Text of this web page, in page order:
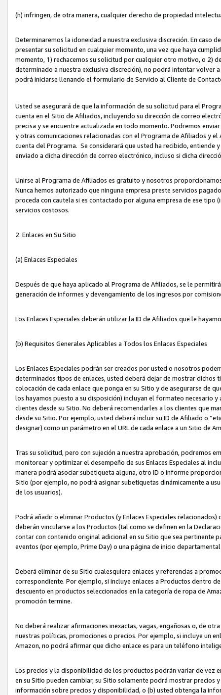
(h) infringen, de otra manera, cualquier derecho de propiedad
Determinaremos la idoneidad a nuestra exclusiva discreción. En caso
presentar su solicitud en cualquier momento, una vez que haya
momento, 1) rechacemos su solicitud por cualquier otro motivo, o 2)
determinado a nuestra exclusiva discreción), no podrá intentar volver
podrá iniciarse llenando el formulario de Servicio al Cliente de
Usted se asegurará de que la información de su solicitud para el
cuenta en el Sitio de Afiliados, incluyendo su dirección de correo
precisa y se encuentre actualizada en todo momento. Podremos
y otras comunicaciones relacionadas con el Programa de Afiliados y
cuenta del Programa. Se considerará que usted ha recibido, entiende
enviado a dicha dirección de correo electrónico, incluso si dicha
Unirse al Programa de Afiliados es gratuito y nosotros
Nunca hemos autorizado que ninguna empresa preste servicios
proceda con cautela si es contactado por alguna empresa de ese
servicios costosos.
2. Enlaces en Su Sitio
(a) Enlaces Especiales
Después de que haya aplicado al Programa de Afiliados, se le
generación de informes y devengamiento de los ingresos por
Los Enlaces Especiales deberán utilizar la ID de Afiliados que le
(b) Requisitos Generales Aplicables a Todos los Enlaces Especiales
Los Enlaces Especiales podrán ser creados por usted o nosotros
determinados tipos de enlaces, usted deberá dejar de mostrar dichos
colocación de cada enlace que ponga en su Sitio y de asegurarse de
los hayamos puesto a su disposición) incluyan el formateo necesario
clientes desde su Sitio. No deberá recomendarles a los clientes que
desde su Sitio. Por ejemplo, usted deberá incluir su ID de Afiliado o
designar) como un parámetro en el URL de cada enlace a un Sitio de
Tras su solicitud, pero con sujeción a nuestra aprobación, podremos
monitorear y optimizar el desempeño de sus Enlaces Especiales al
manera podrá asociar subetiqueta alguna, otro ID o informe
Sitio (por ejemplo, no podrá asignar subetiquetas dinámicamente a
de los usuarios).
Podrá añadir o eliminar Productos (y Enlaces Especiales
deberán vincularse a los Productos (tal como se definen en la
contar con contenido original adicional en su Sitio que sea pertinente
eventos (por ejemplo, Prime Day) o una página de inicio
Deberá eliminar de su Sitio cualesquiera enlaces y referencias a
correspondiente. Por ejemplo, si incluye enlaces a Productos dentro
descuento en productos seleccionados en la categoría de ropa de
promoción termine.
No deberá realizar afirmaciones inexactas, vagas, engañosas o, de
nuestras políticas, promociones o precios. Por ejemplo, si incluye un
Amazon, no podrá afirmar que dicho enlace es para un teléfono
Los precios y la disponibilidad de los productos podrán variar de vez
en su Sitio pueden cambiar, su Sitio solamente podrá mostrar
información sobre precios y disponibilidad, o (b) usted obtenga la